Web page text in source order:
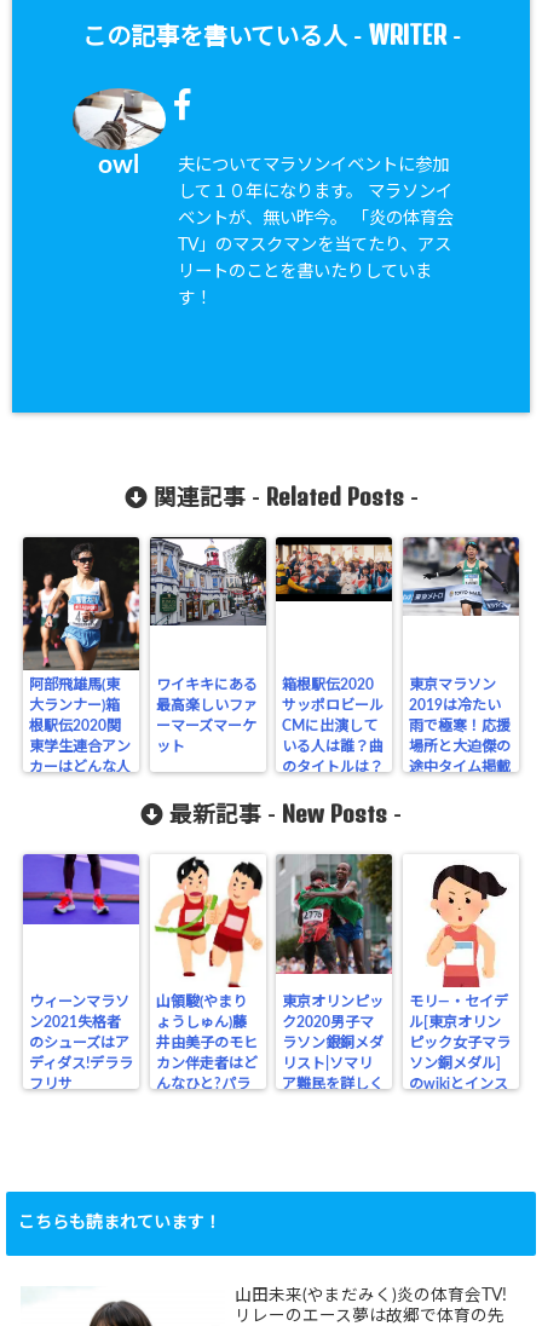
この記事を書いている人 - WRITER-
owl
夫についてマラソンイベントに参加
して１０年になります。 マラソンイ
ベントが、無い昨今。 「炎の体育会
TV」のマスクマンを当てたり、アス
リートのことを書いたりしていま
す！
関連記事 - Related Posts-
阿部飛雄馬(東
大ランナー)箱
根駅伝2020関
東学生連合アン
カーはどんな人
ワイキキにある
最高楽しいファ
ーマーズマーケ
ット
箱根駅伝2020
サッポロビール
CMに出演して
いる人は誰？曲
のタイトルは？
東京マラソン
2019は冷たい
雨で極寒！応援
場所と大迫傑の
途中タイム掲載
最新記事 - New Posts -
ウィーンマラソ
ン2021失格者
のシューズはア
ディダス!デララ
フリサ
山領駿(やまり
ょうしゅん)藤
井由美子のモヒ
カン伴走者はど
んなひと?パラ
東京オリンピッ
ク2020男子マ
ラソン銀銅メダ
リスト|ソマリ
ア難民を詳しく
モリ―・セイデ
ル[東京オリン
ピック女子マラ
ソン銅メダル]
のwikiとインス
こちらも読まれています！
山田未来(やまだみく)炎の体育会TV!
リレーのエース夢は故郷で体育の先